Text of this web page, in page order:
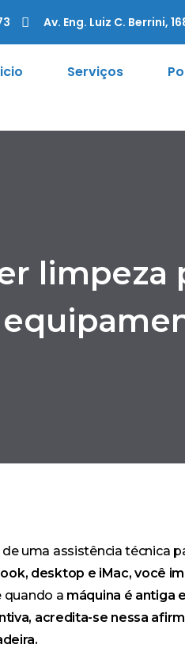
Av. Eng. Luiz C. Berrini,
Serviços
limpeza
uma assistência técnica
desktop e iMac, você
quando a máquina é antiga
acredita-se nessa